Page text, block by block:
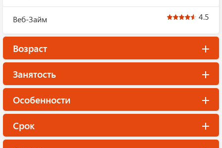
Веб-Займ 4.5
Возраст
Занятость
Особенности
Срок